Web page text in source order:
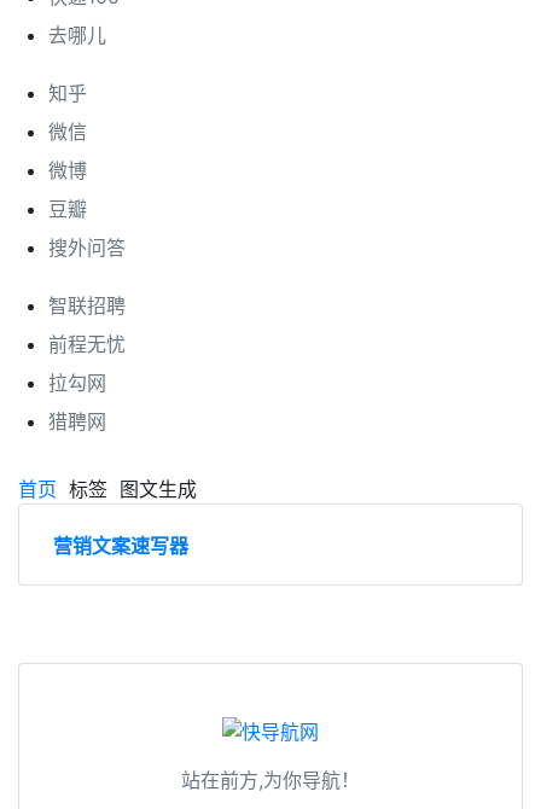
去哪儿
知乎
微信
微博
豆瓣
搜外问答
智联招聘
前程无忧
拉勾网
猎聘网
首页 标签 图文生成
营销文案速写器
站在前方,为你导航！